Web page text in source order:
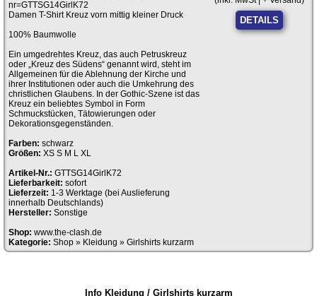
nr=GTTSG14GirlK72
Damen T-Shirt Kreuz vorn mittig kleiner Druck
100% Baumwolle
Ein umgedrehtes Kreuz, das auch Petruskreuz
oder „Kreuz des Südens“ genannt wird, steht im
Allgemeinen für die Ablehnung der Kirche und
ihrer Institutionen oder auch die Umkehrung des
christlichen Glaubens. In der Gothic-Szene ist das
Kreuz ein beliebtes Symbol in Form
Schmuckstücken, Tätowierungen oder
Dekorationsgegenständen.
Farben: schwarz
Größen: XS S M L XL
Artikel-Nr.: GTTSG14GirlK72
Lieferbarkeit: sofort
Lieferzeit: 1-3 Werktage (bei Auslieferung
innerhalb Deutschlands)
Hersteller: Sonstige
Shop: www.the-clash.de
Kategorie: Shop » Kleidung » Girlshirts kurzarm
DETAILS
Info Kleidung / Girlshirts kurzarm